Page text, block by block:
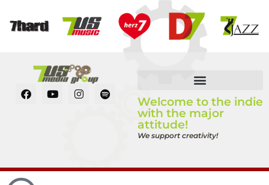
Welcome to the indie
with the major
attitude!
We support creativity!